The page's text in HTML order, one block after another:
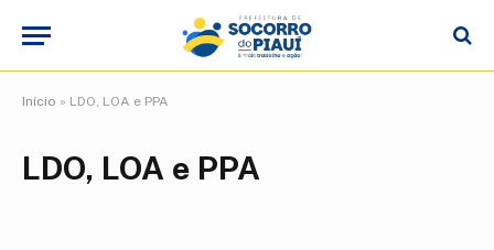
Início » LDO, LOA e PPA
LDO, LOA e PPA